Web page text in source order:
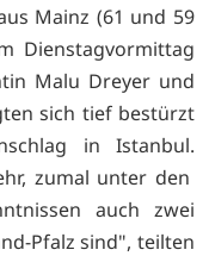
Mainz (61 und 59
Dienstagvormittag
Malu Dreyer und
sich tief bestürzt
in Istanbul.
zumal unter den
auch zwei
Pfalz sind", teilten